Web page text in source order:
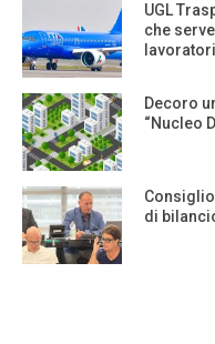
UGL
che
lavoratori
Decoro
“Nucleo
di